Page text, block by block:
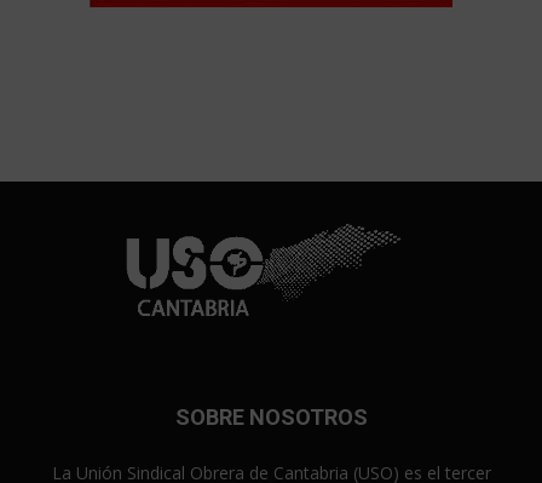
SOBRE NOSOTROS
La Unión Sindical Obrera de Cantabria (USO) es el tercer